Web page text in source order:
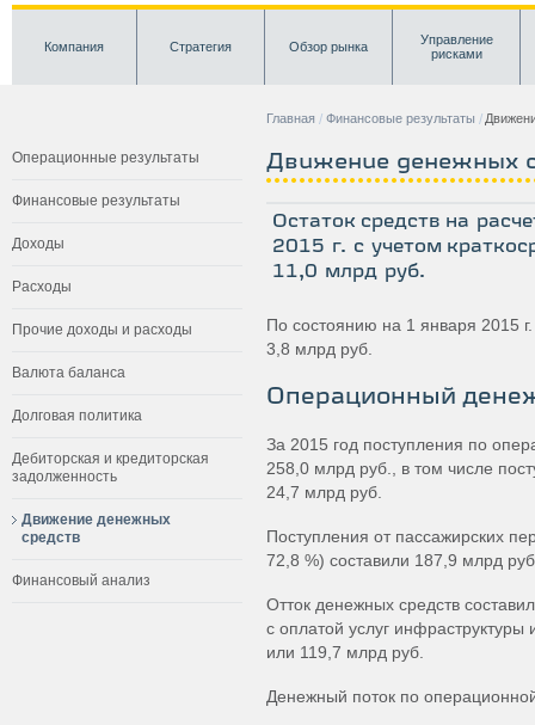
Компания Стратегия Обзор рынка
Управление
рисками
Главная Финансовые результаты
Операционные результаты
Финансовые результаты
Доходы
Расходы
Прочие доходы и расходы
Валюта баланса
Долговая политика
Дебиторская и кредиторская
задолженность
Движение денежных
средств
Финансовый анализ
Движение денежных
Остаток средств на
2015 г. с учетом
11,0 млрд руб.
По состоянию на 1 января 2015
3,8 млрд руб.
Операционный
За 2015 год поступления по
258,0 млрд руб., в том числе
24,7 млрд руб.
Поступления от пассажирских
72,8 %) составили 187,9 млрд
Отток денежных средств
с оплатой услуг
или 119,7 млрд руб.
Денежный поток по